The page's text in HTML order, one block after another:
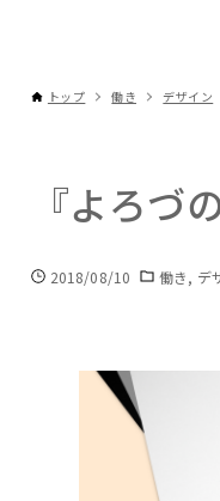
トップ 働き デザイン
『よろづ
2018/08/10 働き デ